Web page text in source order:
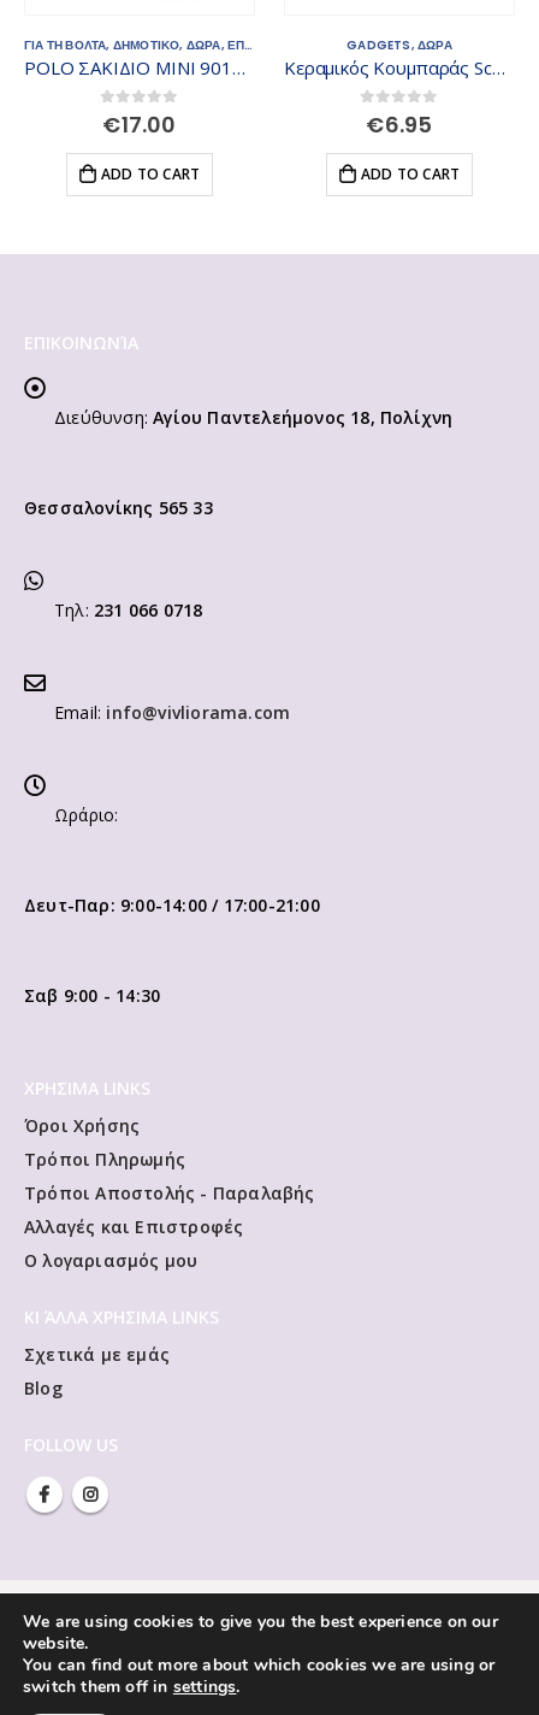
ΓΙΑ ΤΗ ΒΟΛΤΑ, ΔΗΜΟΤΙΚΟ, ΔΩΡΑ,ΕΠΙΛΟΓΕΣ ΤΟΥ ΜΗΝΑ ,ΝΗΠΙΑΓΩΓΕΙΟ,
POLO ΣΑΚΙΔΙΟ MINI 901067-4456
out of 5
€17.00
ADD TO CART
GADGETS, ΔΩΡΑ
Κεραμικός Κουμπαράς Scooter 14, 5 x 10, 5 cm
out of 5
€6.95
ADD TO CART
ΕΠΙΚΟΙΝΩΝΊΑ
Διεύθυνση: Αγίου Παντελεήμονος 18, Πολίχνη
Θεσσαλονίκης 565 33
Τηλ: 231 066 0718
Email: info@vivliorama.com
Ωράριο:
Δευτ-Παρ: 9:00-14:00 / 17:00-21:00
Σαβ 9:00 - 14:30
ΧΡΗΣΙΜΑ LINKS
Όροι Χρήσης
Τρόποι Πληρωμής
Τρόποι Αποστολής - Παραλαβής
Αλλαγές και Επιστροφές
Ο λογαριασμός μου
ΚΙ ΆΛΛΑ ΧΡΗΣΙΜΑ LINKS
Σχετικά με εμάς
Blog
FOLLOW US
We are using cookies to give you the best experience on our
website.
You can find out more about which cookies we are using or
switch them off in settings.